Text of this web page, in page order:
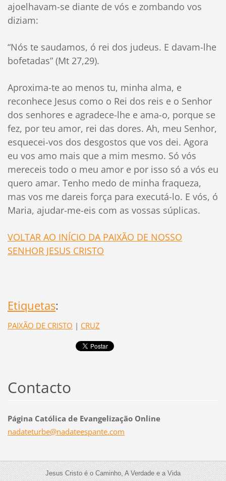
ajoelhavam-se diante de vós e zombando vos
diziam:
“Nós te saudamos, ó rei dos judeus. E davam-lhe
bofetadas” (Mt 27,29).
Aproxima-te ao menos tu, minha alma, e
reconhece Jesus como o Rei dos reis e o Senhor
dos senhores e agradece-lhe e ama-o, porque se
fez, por teu amor, rei das dores. Ah, meu Senhor,
esquecei-vos dos desgostos que vos dei. Agora
eu vos amo mais que a mim mesmo. Só vós
mereceis todo o meu amor e por isso só a vós eu
quero amar. Tenho medo de minha fraqueza,
mas vos me dareis força para executá-lo. E vós, ó
Maria, ajudar-me-eis com as vossas súplicas.
VOLTAR AO INÍCIO DA PAIXÃO DE NOSSO
SENHOR JESUS CRISTO
Etiquetas:
PAIXÃO DE CRISTO | CRUZ
Contacto
Página Católica de Evangelização Online
nadateturbe@nadateespante.com
Jesus Cristo é o Caminho, A Verdade e a Vida